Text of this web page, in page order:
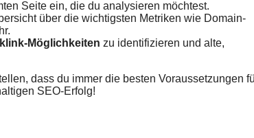
Seite ein, die du analysieren möchtest.
über die wichtigsten Metriken wie Domain-
Möglichkeiten zu identifizieren und alte,
dass du immer die besten Voraussetzungen
SEO-Erfolg!